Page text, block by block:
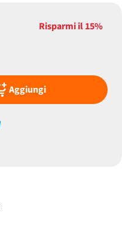
Risparmi il15%
Aggiungi